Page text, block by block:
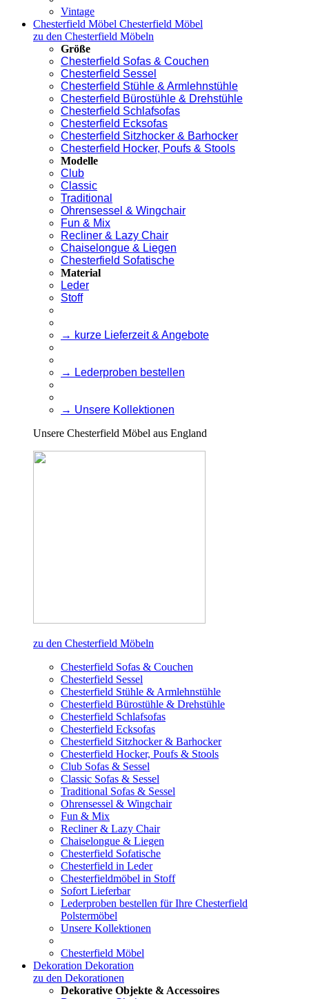
Vintage
Chesterfield Möbel Chesterfield Möbel
zu den Chesterfield Möbeln
Größe
Chesterfield Sofas & Couchen
Chesterfield Sessel
Chesterfield Stühle & Armlehnstühle
Chesterfield Bürostühle & Drehstühle
Chesterfield Schlafsofas
Chesterfield Ecksofas
Chesterfield Sitzhocker & Barhocker
Chesterfield Hocker, Poufs & Stools
Modelle
Club
Classic
Traditional
Ohrensessel & Wingchair
Fun & Mix
Recliner & Lazy Chair
Chaiselongue & Liegen
Chesterfield Sofatische
Material
Leder
Stoff
→ kurze Lieferzeit & Angebote
→ Lederproben bestellen
→ Unsere Kollektionen
Unsere Chesterfield Möbel aus England
zu den Chesterfield Möbeln
Chesterfield Sofas & Couchen
Chesterfield Sessel
Chesterfield Stühle & Armlehnstühle
Chesterfield Bürostühle & Drehstühle
Chesterfield Schlafsofas
Chesterfield Ecksofas
Chesterfield Sitzhocker & Barhocker
Chesterfield Hocker, Poufs & Stools
Club Sofas & Sessel
Classic Sofas & Sessel
Traditional Sofas & Sessel
Ohrensessel & Wingchair
Fun & Mix
Recliner & Lazy Chair
Chaiselongue & Liegen
Chesterfield Sofatische
Chesterfield in Leder
Chesterfieldmöbel in Stoff
Sofort Lieferbar
Lederproben bestellen für Ihre Chesterfield
Polstermöbel
Unsere Kollektionen
Chesterfield Möbel
Dekoration Dekoration
zu den Dekorationen
Dekorative Objekte & Accessoires